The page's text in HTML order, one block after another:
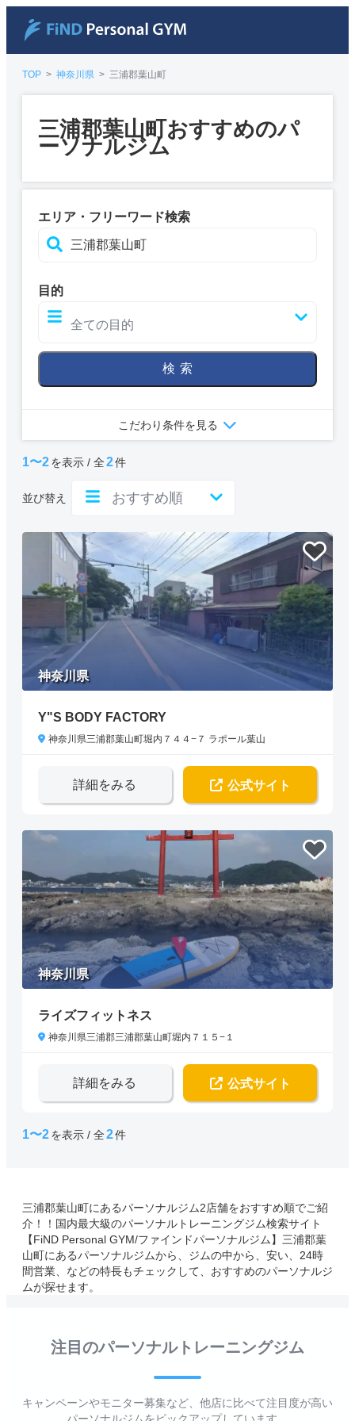
TOP > 神奈川県 > 三浦郡葉山町
三浦郡葉山町おすすめのパ
ーソナルジム
エリア・フリーワード検索
目的
検索
こだわり条件を見る
1〜2を表示 / 全2件
並び替え
神奈川県
Y"S BODY FACTORY
神奈川県三浦郡葉山町堀内７４４−７ ラポール葉山
詳細をみる 公式サイト
神奈川県
ライズフィットネス
神奈川県三浦郡三浦郡葉山町堀内７１５−１
詳細をみる 公式サイト
1〜2を表示 / 全2件
三浦郡葉山町にあるパーソナルジム2店舗をおすすめ順でご紹
介！！国内最大級のパーソナルトレーニングジム検索サイト
【FiND Personal GYM/ファインドパーソナルジム】三浦郡葉
山町にあるパーソナルジムから、ジムの中から、安い、24時
間営業、などの特長もチェックして、おすすめのパーソナルジ
ムが探せます。
注目のパーソナルトレーニングジム
キャンペーンやモニター募集など、他店に比べて注目度が高い